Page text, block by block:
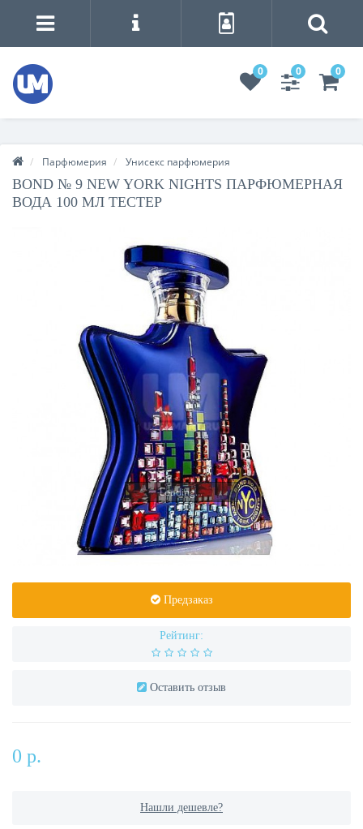
0 0 0
Парфюмерия Унисекс парфюмерия
BOND № 9 NEW YORK NIGHTS ПАРФЮМЕРНАЯ
ВОДА 100 МЛ ТЕСТЕР
Loading...
Предзаказ
Рейтинг:
Оставить отзыв
0 р.
Нашли дешевле?